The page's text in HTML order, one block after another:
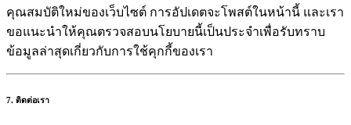
คุณสมบัติใหม่ของเว็บไซต์ การอัปเดตจะโพสต์ในหน้านี้ และเรา
ขอแนะนำให้คุณตรวจสอบนโยบายนี้เป็นประจำเพื่อรับทราบ
ข้อมูลล่าสุดเกี่ยวกับการใช้คุกกี้ของเรา
7. ติดต่อเรา